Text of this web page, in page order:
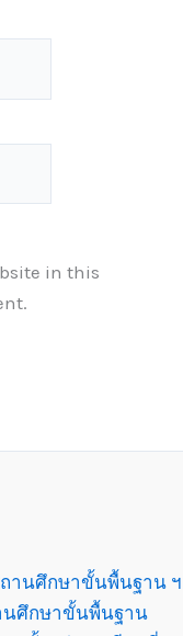
in this
านศึกษาขั้นพื้นฐาน ฯ
นศึกษาขั้นพื้นฐาน